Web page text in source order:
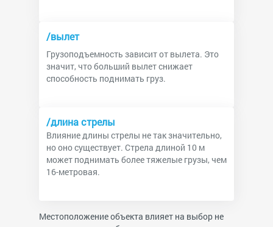
/вылет
Грузоподъемность зависит от вылета. Это
значит, что больший вылет снижает
способность поднимать груз.
/длина стрелы
Влияние длины стрелы не так значительно,
но оно существует. Стрела длиной 10 м
может поднимать более тяжелые грузы, чем
16-метровая.
Местоположение объекта влияет на выбор не